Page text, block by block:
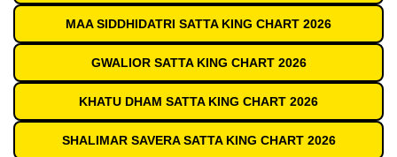
MAA SIDDHIDATRI SATTA KING CHART 2026
GWALIOR SATTA KING CHART 2026
KHATU DHAM SATTA KING CHART 2026
SHALIMAR SAVERA SATTA KING CHART 2026